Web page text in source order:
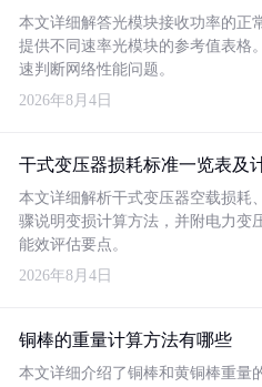
本文详细解答光模块接收功率的正
提供不同速率光模块的参考值表格
速判断网络性能问题。
2026年8月4日
干式变压器损耗标准一览表及
本文详细解析干式变压器空载损耗
骤说明变损计算方法，并附电力变
能效评估要点。
2026年8月4日
铜棒的重量计算方法有哪些
本文详细介绍了铜棒和黄铜棒重量